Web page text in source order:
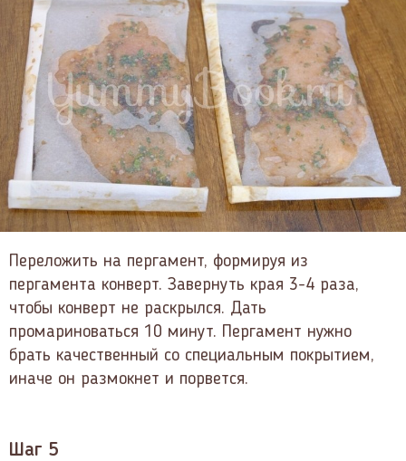
Переложить на пергамент, формируя из
пергамента конверт. Завернуть края 3-4 раза,
чтобы конверт не раскрылся. Дать
промариноваться 10 минут. Пергамент нужно
брать качественный со специальным покрытием,
иначе он размокнет и порвется.
Шаг 5